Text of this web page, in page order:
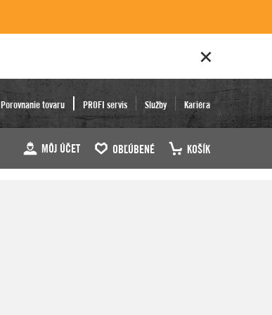
Porovnanie tovaru PROFI servis Služby Kariéra
MÔJ ÚČET OBĽÚBENÉ KOŠÍK